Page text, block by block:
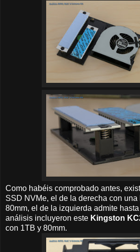
Como habéis comprobado antes,
SSD NVMe, el de la derecha con
80mm, el de la izquierda admite hasta
análisis incluyeron este Kingston
con 1TB y 80mm.